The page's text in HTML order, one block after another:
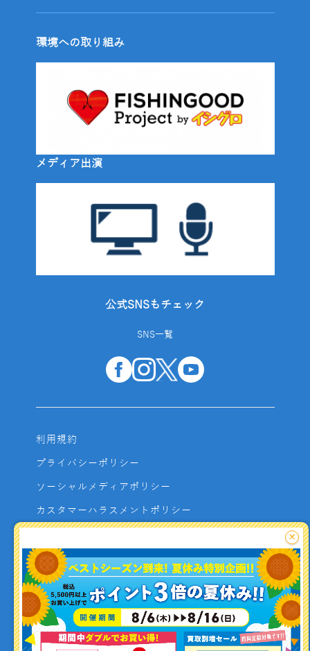
釣り情報を
環境への取り組み
メディア出演
公式SNSもチェック
SNS一覧
利用規約
プライバシーポリシー
ソーシャルメディアポリシー
カスタマーハラスメントポリシー
よくあるご質問
お問い合わせ
利用者資金の保全方法
×